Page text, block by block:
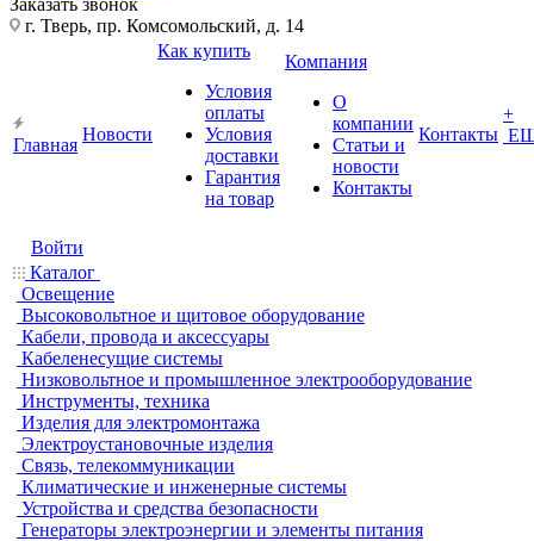
Заказать звонок
г. Тверь, пр. Комсомольский, д. 14
Главная
Новости
Как купить
Условия
оплаты
Условия
доставки
Гарантия
на товар
Компания
О
компании
Статьи и
новости
Контакты
Контакты
+
Войти
Каталог
Освещение
Высоковольтное и щитовое оборудование
Кабели, провода и аксессуары
Кабеленесущие системы
Низковольтное и промышленное электрооборудование
Инструменты, техника
Изделия для электромонтажа
Электроустановочные изделия
Связь, телекоммуникации
Климатические и инженерные системы
Устройства и средства безопасности
Генераторы электроэнергии и элементы питания